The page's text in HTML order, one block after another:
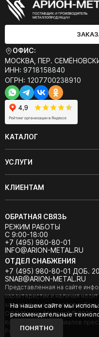
ОФИС:
МОСКВА, ПЕР.
ИНН: 9718158840
ОГРН: 1207700238910
КАТАЛОГ
УСЛУГИ
КЛИЕНТАМ
ОБРАТНАЯ СВЯЗЬ
РЕЖИМ РАБОТЫ
С 9:00-18:00
+7 (495) 980-80-01
INFO@ARION-METAL.RU
ОТДЕЛ СНАБЖЕНИЯ
+7 (495) 980-80-01 ДОБ.
SNAB@ARION-METAL.RU
Представленная на сайте
характеристик и наличия
характер и не является
ООО "Арион-Металл" © 2020 -
Копирование материалов
РФ).
На нашем сайте мы
рекомендательные
ПОНЯТНО